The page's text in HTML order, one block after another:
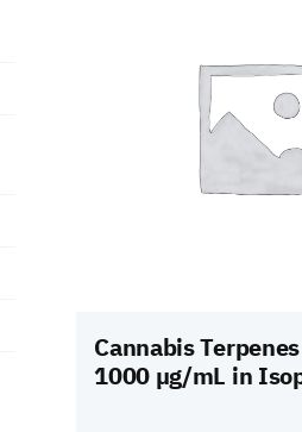
Cannabis
1000 µg/mL in